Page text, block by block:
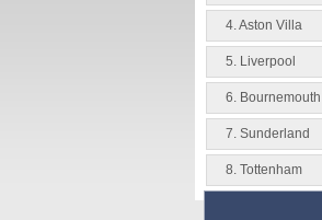
4. Aston Villa
5. Liverpool
6. Bournemouth
7. Sunderland
8. Tottenham